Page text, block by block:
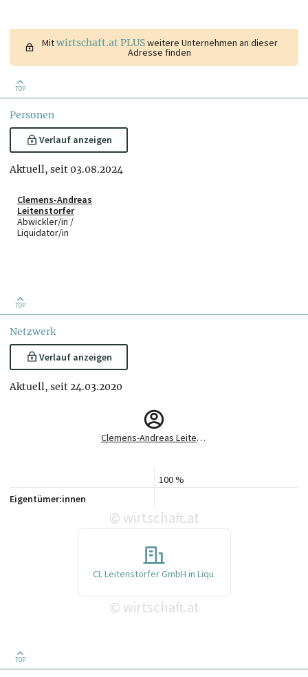
Mitwirtschaft.at PLUSweitere Unternehmen an dieser
Adresse finden
TOP
Personen
Verlauf anzeigen
Aktuell, seit 03.08.2024
Clemens-Andreas
Leitenstorfer
Abwickler/in /
Liquidator/in
TOP
Netzwerk
Verlauf anzeigen
Aktuell, seit 24.03.2020
Clemens-Andreas Leitenstorfer
100 %
Eigentümer:innen
© wirtschaft.at
CL Leitenstorfer GmbH in Liqu.
© wirtschaft.at
TOP